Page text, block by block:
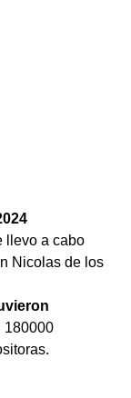
llevo a cabo
Nicolas de los
180000